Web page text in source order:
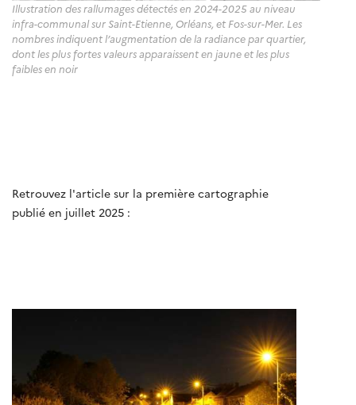
Illustration des rallumages détectés en 2024-2025 au niveau
infra-communal sur Saint-Etienne, Orléans, et Fos-sur-Mer. Les
nombres indiquent l’augmentation de la radiance par quartier,
dont les plus fortes valeurs apparaissent en jaune et les plus
faibles en noir
Retrouvez l'article sur la première cartographie
publié en juillet 2025 :